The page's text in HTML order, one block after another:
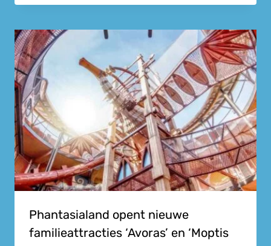
Phantasialand opent nieuwe
familieattracties ‘Avoras’ en ‘Moptis